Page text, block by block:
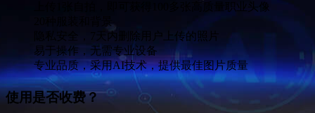
上传1张自拍，即可获得100多张高质量职业头像
20种服装和背景
隐私安全，7天内删除用户上传的照片
易于操作，无需专业设备
专业品质，采用AI技术，提供最佳图片质量
使用是否收费？